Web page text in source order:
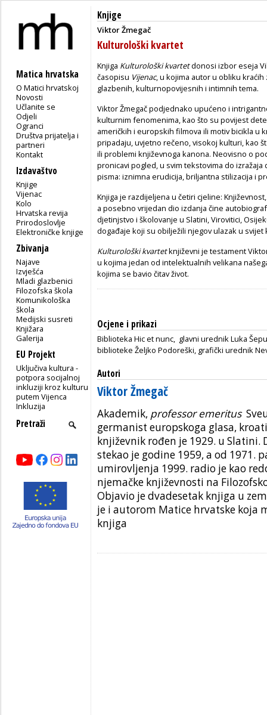
Matica hrvatska
O Matici hrvatskoj
Novosti
Učlanite se
Odjeli
Ogranci
Društva prijatelja i
partneri
Kontakt
Izdavaštvo
Knjige
Vijenac
Kolo
Hrvatska revija
Prirodoslovlje
Elektroničke knjige
Zbivanja
Najave
Izvješća
Mladi glazbenici
Filozofska škola
Komunikološka
škola
Medijski susreti
Knjižara
Galerija
EU Projekt
Uključiva kultura -
potpora socijalnoj
inkluziji kroz kulturu
putem Vijenca
Inkluzija
Knjige
Viktor Žmegač
Kulturološki kvartet
Knjiga Kulturološki kvartetdonosi izbor eseja
časopisu Vijenac, u kojima autor u obliku
glazbenih, kulturnopovijesnih i intimnih tema.
Viktor Žmegač podjednako upućeno i
kulturnim fenomenima, kao što su povijest
američkih i europskih filmova ili motiv bicikla u
pripadaju, uvjetno rečeno, visokoj kulturi, kao
ili problemi književnoga kanona. Neovisno o
pronicavi pogled, u svim tekstovima do
pisma: iznimna erudicija, briljantna stilizacija i
Knjiga je razdijeljena u četiri cjeline:
a posebno vrijedan dio izdanja čine
djetinjstvo i školovanje u Slatini, Virovitici,
događaje koji su obilježili njegov ulazak u svijet
Kulturološki kvartetknjiževni je testament
u kojima jedan od intelektualnih velikana
kojima se bavio čitav život.
Ocjene i prikazi
Biblioteka Hic et nunc, glavni urednik Luka
biblioteke Željko Podoreški, grafički urednik
Autori
Viktor Žmegač
Akademik, professor emeritus
germanist europskoga glasa,
književnik rođen je 1929. u Slatini.
stekao je godine 1959, a od 1971.
umirovljenja 1999. radio je kao
njemačke književnosti na
Objavio je dvadesetak knjiga u
je i autorom Matice hrvatske koja
knjiga